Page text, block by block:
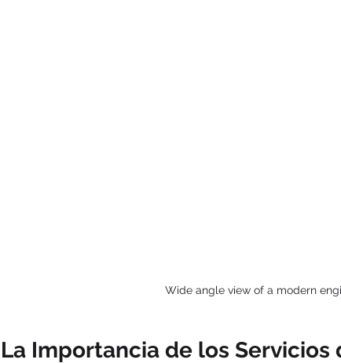
Wide angle view of a modern
La Importancia de los Servicios